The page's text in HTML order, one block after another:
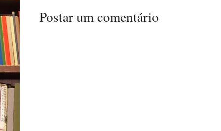
Postar um comentário